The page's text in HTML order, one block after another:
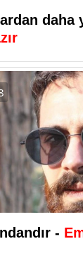
daha
-